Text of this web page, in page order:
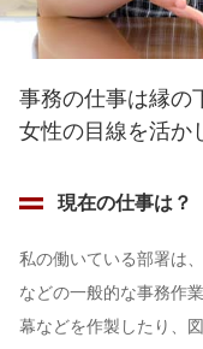
事務の仕事は縁の
女性の目線を活か
現在の仕事は？
私の働いている部署は
などの一般的な事務作
幕などを作製したり、